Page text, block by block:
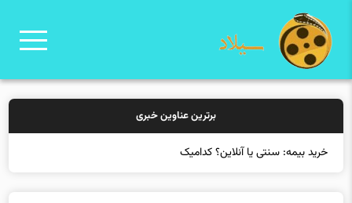
برترین عناوین خبری
خرید بیمه: سنتی یا آنلاین؟ کدامیک تجربه به